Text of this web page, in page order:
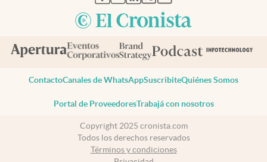
ContactoCanales de WhatsAppSuscribiteQuiénes Somos
Portal de ProveedoresTrabajá con nosotros
Copyright 2025 cronista.com
Todos los derechos reservados
Términos y condiciones